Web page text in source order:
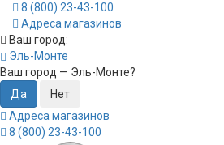
8 (800) 23-43-100
Адреса магазинов
Ваш город:
Эль-Монте
Ваш город — Эль-Монте?
Адреса магазинов
8 (800) 23-43-100